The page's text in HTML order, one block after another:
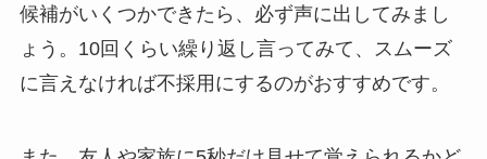
候補がいくつかできたら、必ず声に出してみまし
ょう。10回くらい繰り返し言ってみて、スムーズ
に言えなければ不採用にするのがおすすめです。